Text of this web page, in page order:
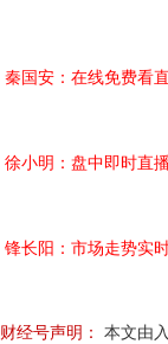
秦国安：在线免费看
徐小明：盘中即时直
锋长阳：市场走势实
财经号声明：
本文由